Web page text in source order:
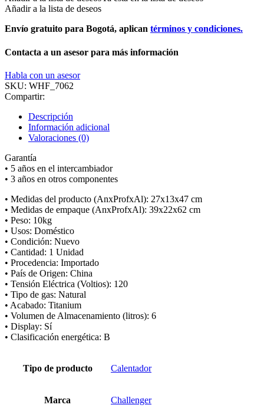
Añadir a la lista de deseos
Envío gratuito para Bogotá, aplican términos y condiciones.
Contacta a un asesor para más información
Habla con un asesor
SKU: WHF_7062
Compartir:
Descripción
Información adicional
Valoraciones (0)
Garantía
• 5 años en el intercambiador
• 3 años en otros componentes
• Medidas del producto (AnxProfxAl): 27x13x47 cm
• Medidas de empaque (AnxProfxAl): 39x22x62 cm
• Peso: 10kg
• Usos: Doméstico
• Condición: Nuevo
• Cantidad: 1 Unidad
• Procedencia: Importado
• País de Origen: China
• Tensión Eléctrica (Voltios): 120
• Tipo de gas: Natural
• Acabado: Titanium
• Volumen de Almacenamiento (litros): 6
• Display: Sí
• Clasificación energética: B
Tipo de producto Calentador
Marca Challenger